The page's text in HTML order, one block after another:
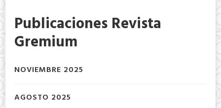
Publicaciones Revista
Gremium
NOVIEMBRE 2025
AGOSTO 2025